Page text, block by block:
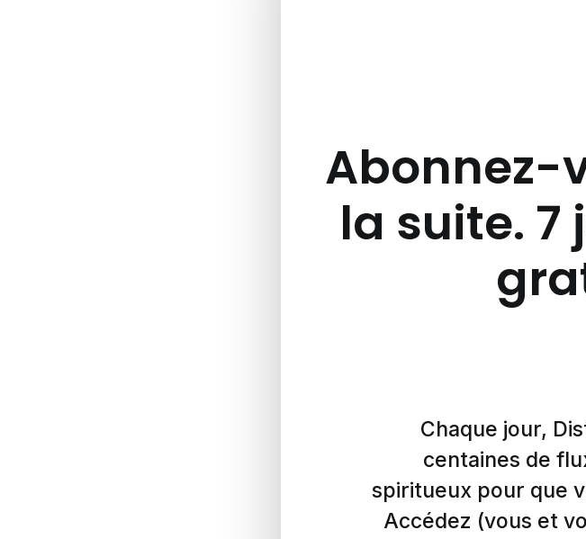
Abonnez-
la suite. 7
Chaque jour,
centaines de
spiritueux pour que
Accédez (vous et